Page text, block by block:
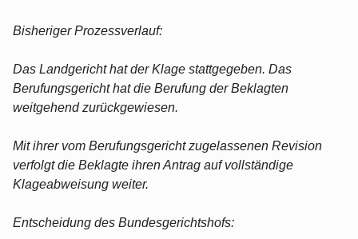
Bisheriger Prozessverlauf:
Das Landgericht hat der Klage stattgegeben. Das
Berufungsgericht hat die Berufung der Beklagten
weitgehend zurückgewiesen.
Mit ihrer vom Berufungsgericht zugelassenen Revision
verfolgt die Beklagte ihren Antrag auf vollständige
Klageabweisung weiter.
Entscheidung des Bundesgerichtshofs: